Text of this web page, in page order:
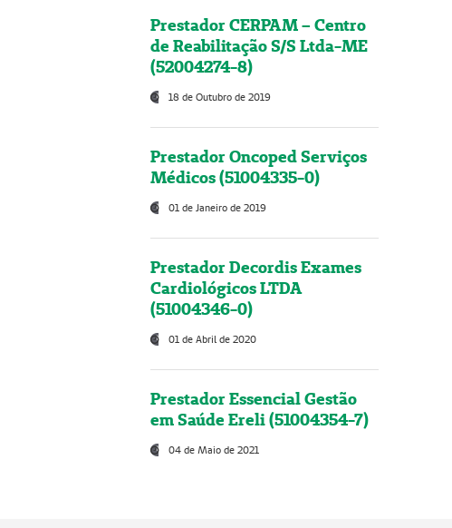
Prestador CERPAM – Centro
de Reabilitação S/S Ltda-ME
(52004274-8)
18 de Outubro de 2019
Prestador Oncoped Serviços
Médicos (51004335-0)
01 de Janeiro de 2019
Prestador Decordis Exames
Cardiológicos LTDA
(51004346-0)
01 de Abril de 2020
Prestador Essencial Gestão
em Saúde Ereli (51004354-7)
04 de Maio de 2021